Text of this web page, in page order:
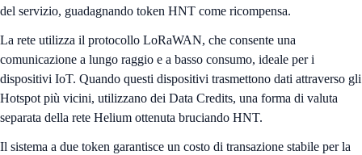
del servizio, guadagnando token HNT come ricompensa.
La rete utilizza il protocollo LoRaWAN, che consente una
comunicazione a lungo raggio e a basso consumo, ideale per i
dispositivi IoT. Quando questi dispositivi trasmettono dati attraverso gli
Hotspot più vicini, utilizzano dei Data Credits, una forma di valuta
separata della rete Helium ottenuta bruciando HNT.
Il sistema a due token garantisce un costo di transazione stabile per la